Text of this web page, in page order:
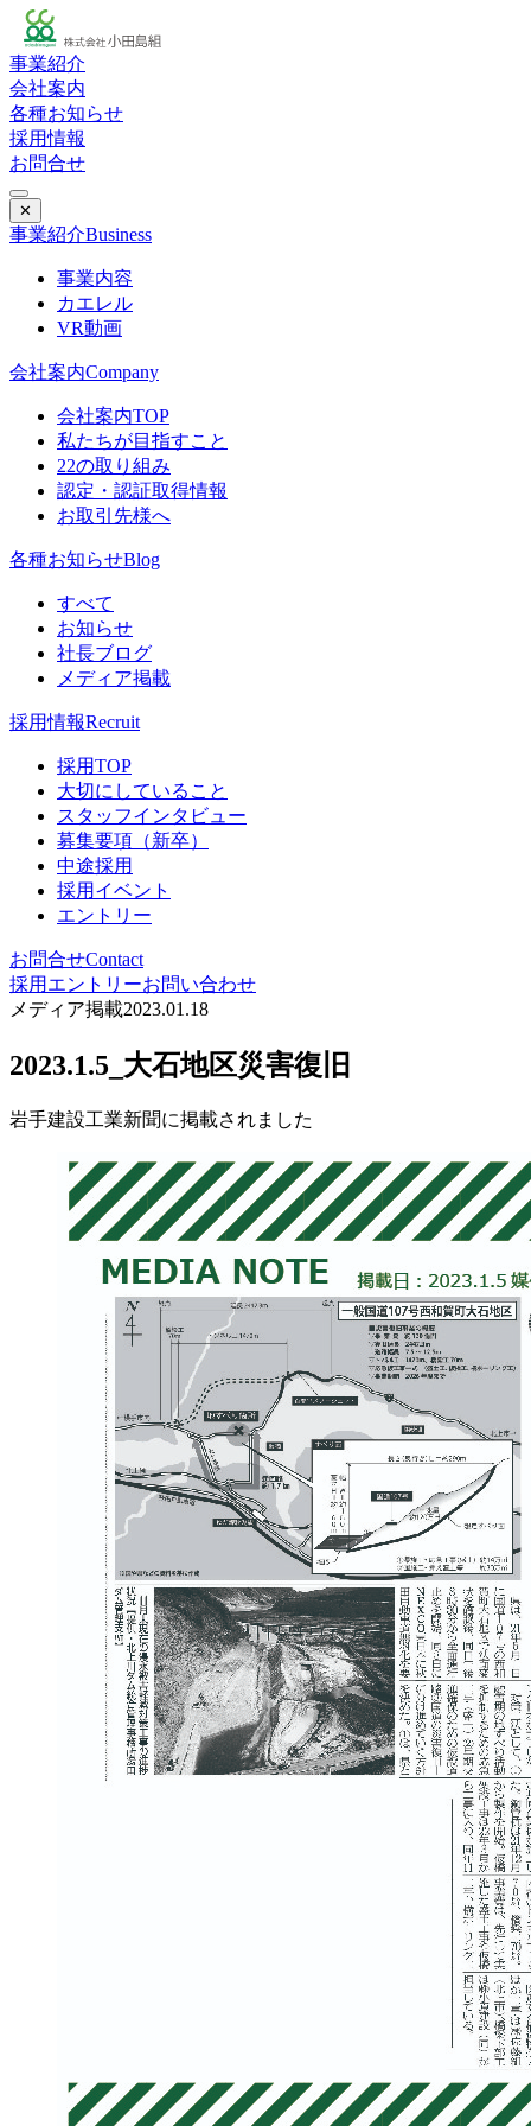
事業紹介
会社案内
各種お知らせ
採用情報
お問合せ
✕
事業紹介Business
事業内容
カエレル
VR動画
会社案内Company
会社案内TOP
私たちが目指すこと
22の取り組み
認定・認証取得情報
お取引先様へ
各種お知らせBlog
すべて
お知らせ
社長ブログ
メディア掲載
採用情報Recruit
採用TOP
大切にしていること
スタッフインタビュー
募集要項（新卒）
中途採用
採用イベント
エントリー
お問合せContact
採用エントリーお問い合わせ
メディア掲載2023.01.18
2023.1.5_大石地区災害復旧
岩手建設工業新聞に掲載されました